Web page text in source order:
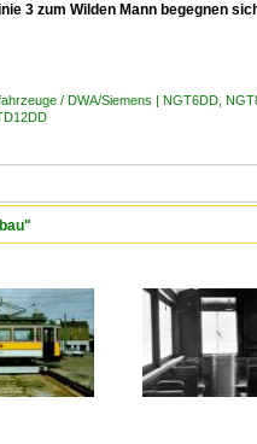
3 zum Wilden Mann begegnen
/ DWA/Siemens | NGT6DD,